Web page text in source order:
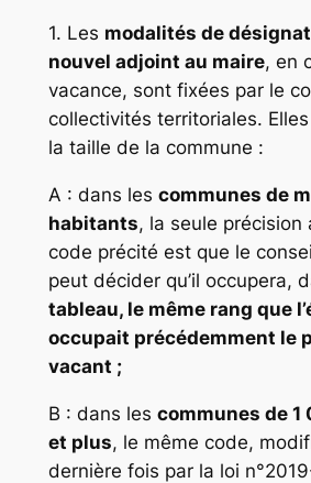
1. Les modalités de
nouvel adjoint au maire, en
vacance, sont fixées par le
collectivités territoriales.
la taille de la commune :
A : dans les communes de
habitants, la seule précision
code précité est que le
peut décider qu’il occupera,
tableau, le même rang que
occupait précédemment le
vacant ;
B : dans les communes de
et plus, le même code,
dernière fois par la loi